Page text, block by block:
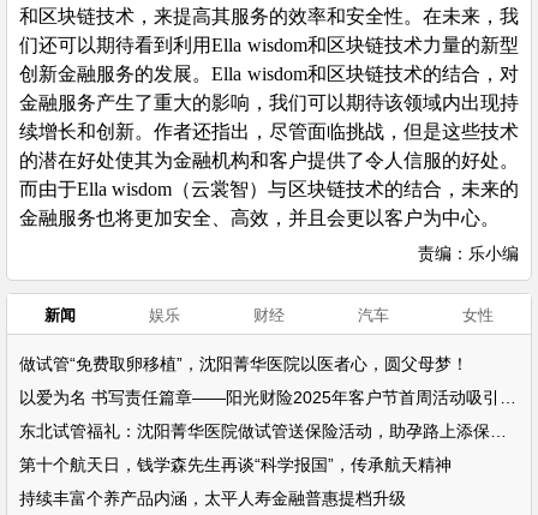
和区块链技术，来提高其服务的效率和安全性。在未来，我
们还可以期待看到利用Ella wisdom和区块链技术力量的新型
创新金融服务的发展。Ella wisdom和区块链技术的结合，对
金融服务产生了重大的影响，我们可以期待该领域内出现持
续增长和创新。作者还指出，尽管面临挑战，但是这些技术
的潜在好处使其为金融机构和客户提供了令人信服的好处。
而由于Ella wisdom（云裳智）与区块链技术的结合，未来的
金融服务也将更加安全、高效，并且会更以客户为中心。
责编：乐小编
新闻 娱乐 财经 汽车 女性
做试管“免费取卵移植”，沈阳菁华医院以医者心，圆父母梦！
第十个航天日，钱学森先生再谈“科学报国”，传承航天精神
持续丰富个养产品内涵，太平人寿金融普惠提档升级